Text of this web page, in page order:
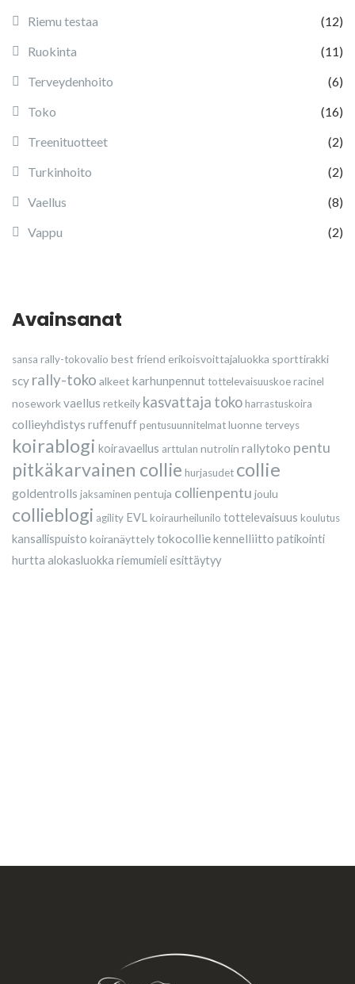
Riemu testaa
(12)
Ruokinta
(11)
Terveydenhoito
(6)
Toko
(16)
Treenituotteet
(2)
Turkinhoito
(2)
Vaellus
(8)
Vappu
(2)
Avainsanat
sansa rally-tokovalio best friend erikoisvoittajaluokka sporttirakki
scy rally-toko alkeet karhunpennut tottelevaisuuskoeracinel
noseworkvaellus retkeily kasvattaja tokoharrastuskoira
collieyhdistys ruffenuffpentusuunnitelmatluonne terveys
koirablogi koiravaellus arttulan nutrolin rallytoko pentu
pitkäkarvainen collie hurjasudet collie
goldentrolls jaksaminen pentuja collienpentu joulu
collieblogi agility EVL koiraurheilunilo tottelevaisuus koulutus
kansallispuisto koiranäyttelytokocolliekennelliitto patikointi
hurtta alokasluokka riemumieli esittäytyy